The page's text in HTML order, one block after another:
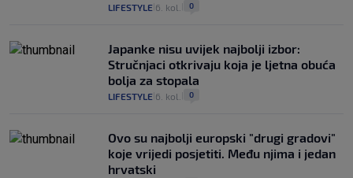
LIFESTYLE 6. kol. 0
Japanke nisu uvijek najbolji izbor:
Stručnjaci otkrivaju koja je ljetna obuća
bolja za stopala
LIFESTYLE 6. kol. 0
Ovo su najbolji europski "drugi gradovi"
koje vrijedi posjetiti. Među njima i jedan
hrvatski